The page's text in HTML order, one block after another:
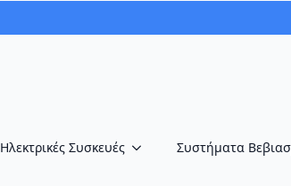
Ηλεκτρικές Συσκευές Συστήματα